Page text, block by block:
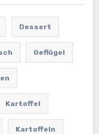
Dessert
Geflügel
Kartoffel
Kartoffeln